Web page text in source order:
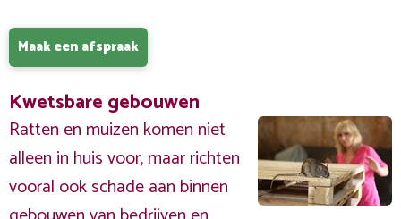
Maak een afspraak
Kwetsbare gebouwen
Ratten en muizen komen niet
alleen in huis voor, maar richten
vooral ook schade aan binnen